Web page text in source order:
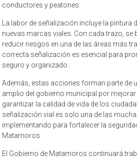
conductores y peatones.
La labor de señalización incluye la pintura
nuevas marcas viales. Con cada trazo, se
reducir riesgos en una de las áreas más
correcta señalización es esencial para
seguro y organizado.
Además, estas acciones forman parte de
amplio del gobierno municipal por
garantizar la calidad de vida de los
señalización vial es solo una de las
implementando para fortalecer la
Matamoros.
El Gobierno de Matamoros continuará